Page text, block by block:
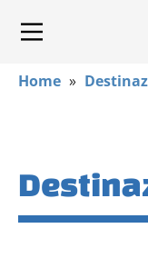
Home »